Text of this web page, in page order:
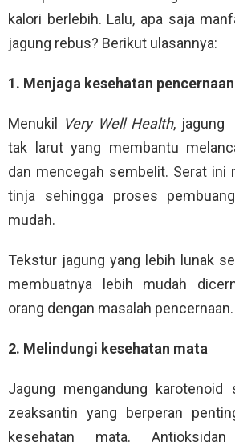
kalori berlebih. Lalu, apa saja
jagung rebus? Berikut ulasannya:
1. Menjaga kesehatan pencernaan
Menukil Very Well Health, jagung
tak larut yang membantu
dan mencegah sembelit. Serat ini
tinja sehingga proses
mudah.
Tekstur jagung yang lebih lunak
membuatnya lebih mudah
orang dengan masalah pencernaan.
2. Melindungi kesehatan mata
Jagung mengandung karotenoid
zeaksantin yang berperan
kesehatan mata.